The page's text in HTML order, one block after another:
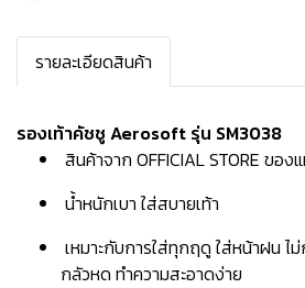
รายละเอียดสินค้า
รองเท้าคัชชู Aerosoft รุ่น SM3038
สินค้าจาก OFFICIAL STORE ของ
น้ำหนักเบา ใส่สบายเท้า
เหมาะกับการใส่ทุกฤดู ใส่หน้าฝน ไ
กลัวหด ทำความสะอาดง่าย